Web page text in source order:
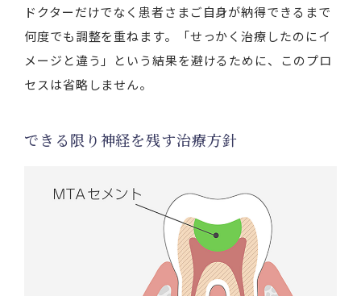
ドクターだけでなく患者さまご自身が納得できるまで
何度でも調整を重ねます。「せっかく治療したのにイ
メージと違う」という結果を避けるために、このプロ
セスは省略しません。
できる限り神経を残す治療方針